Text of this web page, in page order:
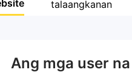
金的时候就没有限制，出金了就不
给出了
talaangkanan
Ang mga user